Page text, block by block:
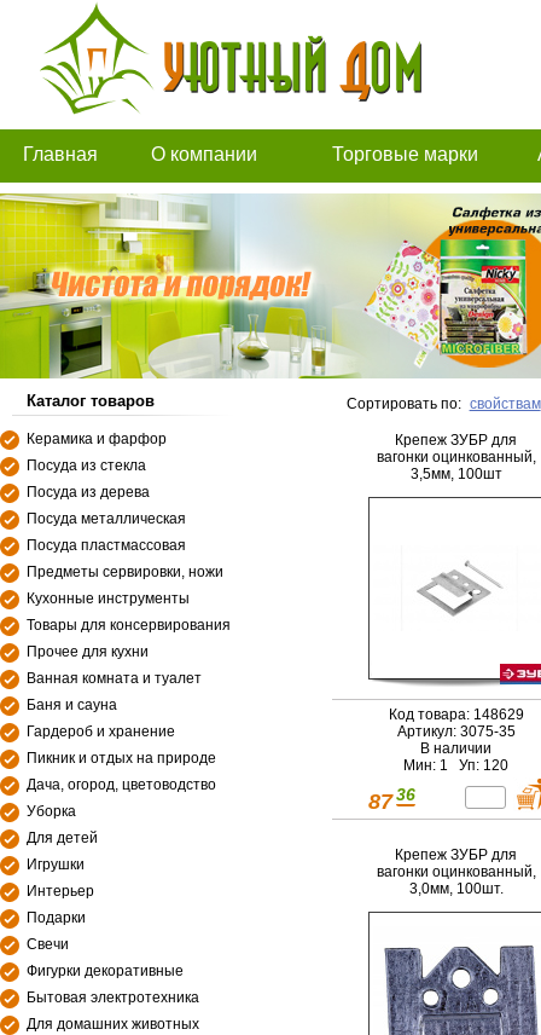
Главная О компании Торговые марки
Каталог товаров
Керамика и фарфор
Посуда из стекла
Посуда из дерева
Посуда металлическая
Посуда пластмассовая
Предметы сервировки, ножи
Кухонные инструменты
Товары для консервирования
Прочее для кухни
Ванная комната и туалет
Баня и сауна
Гардероб и хранение
Пикник и отдых на природе
Дача, огород, цветоводство
Уборка
Для детей
Игрушки
Интерьер
Подарки
Свечи
Фигурки декоративные
Бытовая электротехника
Для домашних животных
Сортировать по: свойствам
Крепеж ЗУБР для
вагонки оцинкованный,
3,5мм, 100шт
Код товара: 148629
Артикул: 3075-35
В наличии
Мин: 1 Уп: 120
87 36
Крепеж ЗУБР для
вагонки оцинкованный,
3,0мм, 100шт.